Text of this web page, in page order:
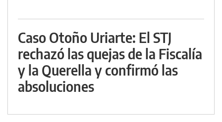
Caso Otoño Uriarte: El STJ
rechazó las quejas de la Fiscalía
y la Querella y confirmó las
absoluciones